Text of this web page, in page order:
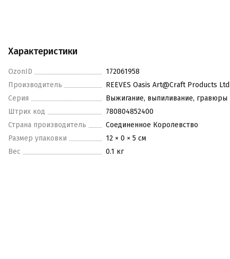
Характеристики
OzonID
172061958
Производитель
REEVES Oasis Art@Craft Products
Серия
Выжигание, выпиливание, гравюры
Штрих код
780804852400
Страна производитель
Соединенное Королевство
Размер упаковки
12 × 0 × 5 см
Вес
0.1 кг